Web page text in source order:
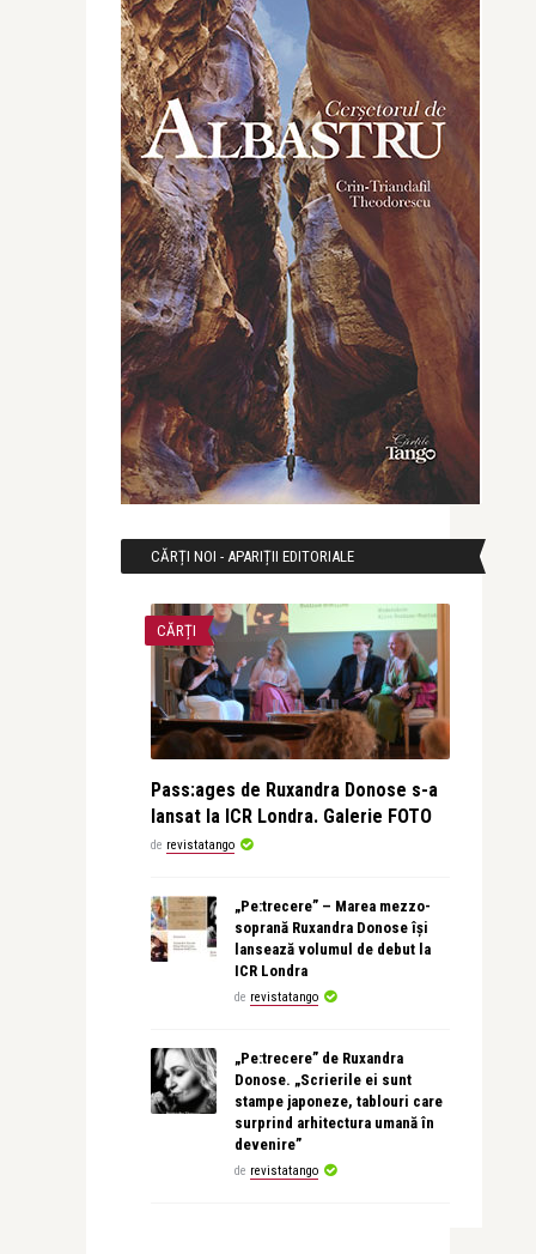
CĂRȚI NOI - APARIȚII EDITORIALE
CĂRȚI
Pass:ages de Ruxandra Donose s-a
lansat la ICR Londra. Galerie FOTO
de revistatango
„Pe:trecere” – Marea mezzo-
soprană Ruxandra Donose își
lansează volumul de debut la
ICR Londra
de revistatango
„Pe:trecere” de Ruxandra
Donose. „Scrierile ei sunt
stampe japoneze, tablouri care
surprind arhitectura umană în
devenire”
de revistatango